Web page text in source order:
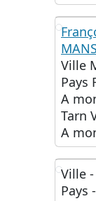
Ville
Pays
A
Tarn
A
Ville -
Pays -